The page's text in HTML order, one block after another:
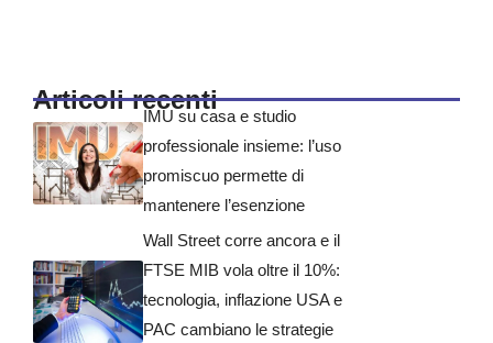
Articoli recenti
IMU su casa e studio
professionale insieme: l’uso
promiscuo permette di
mantenere l’esenzione
Wall Street corre ancora e il
FTSE MIB vola oltre il 10%:
tecnologia, inflazione USA e
PAC cambiano le strategie